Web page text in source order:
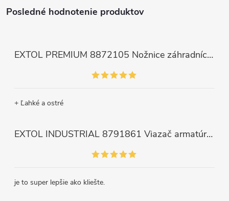
Posledné hodnotenie produktov
EXTOL PREMIUM 8872105 Nožnice záhradnícke dlhé úzke, 200mm, max. prestrih Ø6mm
+ Ľahké a ostré
EXTOL INDUSTRIAL 8791861 Viazač armatúr aku Share20V, bez aku, drôt 0,8mm, oko 8-34mm, bezuhlíkový motor
je to super lepšie ako kliešte.